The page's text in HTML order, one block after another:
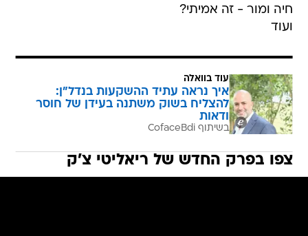
חיה ומור - זה אמיתי?
ועוד
עוד בוואלה
איך נראה עתיד ההשקעות בנדל"ן:
להצליח בשוק משתנה בעידן של חוסר
ודאות
בשיתוף CofaceBdi
צפו בפרק החדש של ריאליטי צ'ק